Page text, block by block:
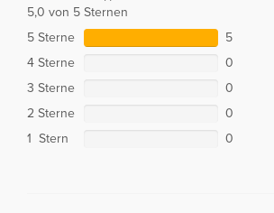
5,0 von 5 Sternen
5 Sterne
5
4 Sterne
0
3 Sterne
0
2 Sterne
0
1 Stern
0